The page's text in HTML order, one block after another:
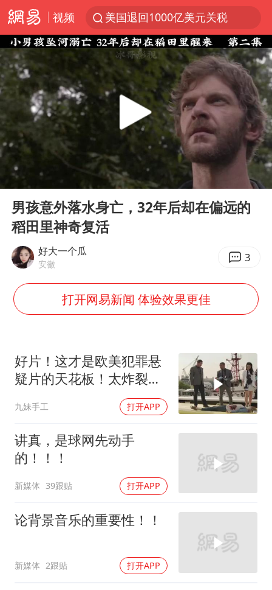
视频
美国退回1000亿美元关税
顾客结账把钱扔地上 服务员霸气扔回
38岁山东财大教授刘海明逝世
李亚鹏向地铁吐血女孩捐99999元
台风白海豚或在华东沿海登陆
香港殿堂级填词人黎彼得因病离世 终年76岁
FIFA官方支持因凡蒂诺
41岁女子为鼓励女儿考上985研究生
弹药库存告急 美军补货难
沙特否认与胡塞武装举行会谈
多专业取消艺考 文化工作者要有文化
南太行山失联女孩最后信号不在山林
总书记关心百姓身边这些民生大事
Play
00:00
男孩意外落水身亡，32年后却在偏远的
稻田里神奇复活
好大一个瓜
安徽 3
打开网易新闻 体验效果更佳
好片！这才是欧美犯罪悬
疑片的天花板！太炸裂
九妹手工 打开APP
讲真，是球网先动手
的！！！
新媒体 39跟贴 打开APP
论背景音乐的重要性！！
新媒体 2跟贴 打开APP